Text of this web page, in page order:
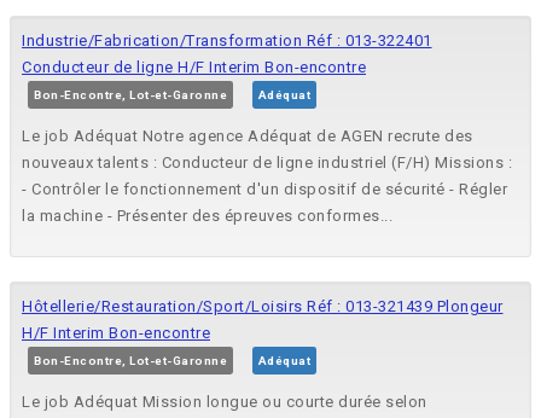
Industrie/Fabrication/Transformation Réf : 013-322401
Conducteur de ligne H/F Interim Bon-encontre
Bon-Encontre, Lot-et-Garonne Adéquat
Le job Adéquat Notre agence Adéquat de AGEN recrute des
nouveaux talents : Conducteur de ligne industriel (F/H) Missions :
- Contrôler le fonctionnement d'un dispositif de sécurité - Régler
la machine - Présenter des épreuves conformes...
Hôtellerie/Restauration/Sport/Loisirs Réf : 013-321439 Plongeur
H/F Interim Bon-encontre
Bon-Encontre, Lot-et-Garonne Adéquat
Le job Adéquat Mission longue ou courte durée selon